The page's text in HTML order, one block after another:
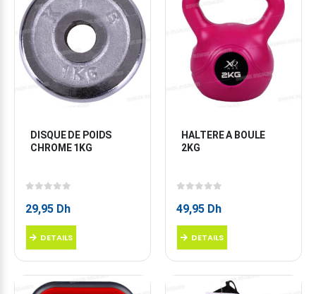
DISQUE DE POIDS
CHROME 1KG
29,95 Dh
DETAILS
HALTERE A BOULE
2KG
49,95 Dh
DETAILS